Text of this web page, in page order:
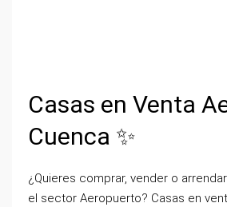
Casas en Venta
Cuenca ✨
¿Quieres comprar, vender o
el sector Aeropuerto? Casas en